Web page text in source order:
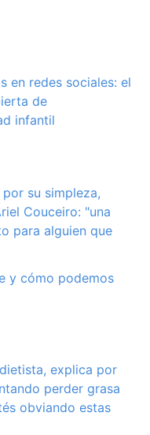
en redes sociales: el
de
infantil
su simpleza,
Couceiro: "una
para alguien que
y cómo podemos
explica por
perder grasa
obviando estas